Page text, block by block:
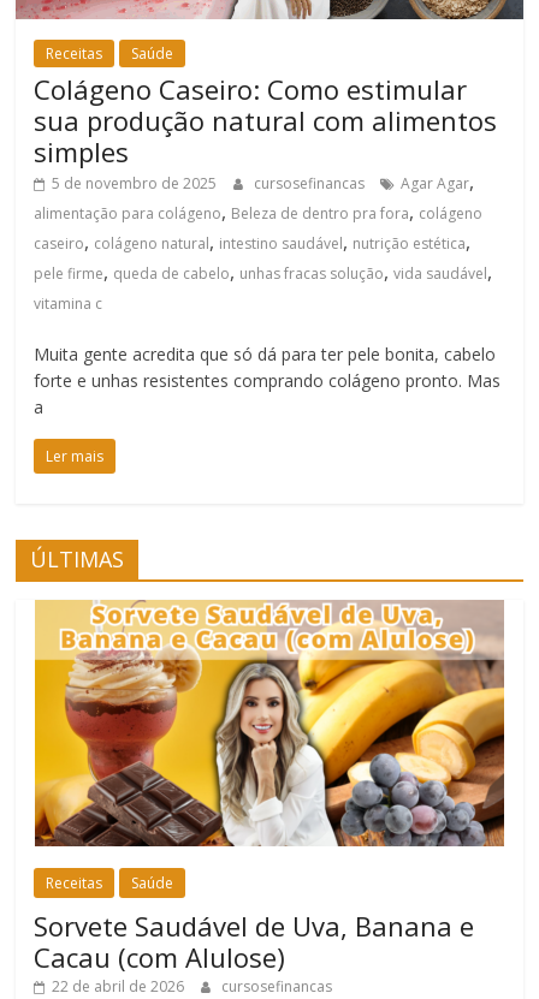
Receitas Saúde
Colágeno Caseiro: Como estimular
sua produção natural com alimentos
simples
5 de novembro de 2025 cursosefinancas Agar Agar,
alimentação para colágeno, Beleza de dentro pra fora, colágeno
caseiro, colágeno natural, intestino saudável, nutrição estética,
pele firme, queda de cabelo, unhas fracas solução,vida saudável,
vitamina c
Muita gente acredita que só dá para ter pele bonita, cabelo
forte e unhas resistentes comprando colágeno pronto. Mas
a
Ler mais
ÚLTIMAS
Receitas Saúde
Sorvete Saudável de Uva, Banana e
Cacau (com Alulose)
22 de abril de 2026 cursosefinancas